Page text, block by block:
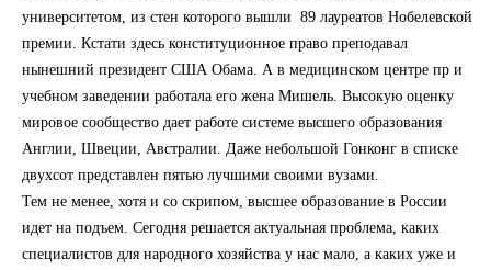
университетом, из стен которого вышли 89 лауреатов Нобелевской
премии. Кстати здесь конституционное право преподавал
нынешний президент США Обама. А в медицинском центре пр и
учебном заведении работала его жена Мишель. Высокую оценку
мировое сообщество дает работе системе высшего образования
Англии, Швеции, Австралии. Даже небольшой Гонконг в списке
двухсот представлен пятью лучшими своими вузами.
Тем не менее, хотя и со скрипом, высшее образование в России
идет на подъем. Сегодня решается актуальная проблема, каких
специалистов для народного хозяйства у нас мало, а каких уже и